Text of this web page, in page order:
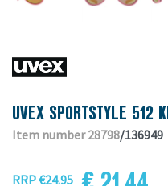
UVEX SPORTSTYLE 512
Item number 28798/136949
RRP €24.95